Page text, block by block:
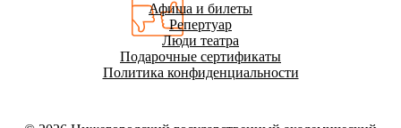
Афиша и билеты
Репертуар
Люди театра
Подарочные сертификаты
Политика конфиденциальности